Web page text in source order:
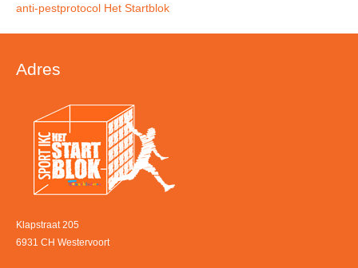
anti-pestprotocol Het Startblok
Adres
Klapstraat 205
6931 CH Westervoort